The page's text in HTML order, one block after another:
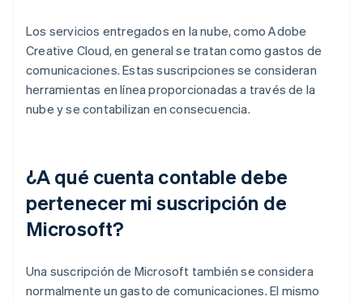
Los servicios entregados en la nube, como Adobe
Creative Cloud, en general se tratan como gastos de
comunicaciones. Estas suscripciones se consideran
herramientas en línea proporcionadas a través de la
nube y se contabilizan en consecuencia.
¿A qué cuenta contable debe
pertenecer mi suscripción de
Microsoft?
Una suscripción de Microsoft también se considera
normalmente un gasto de comunicaciones. El mismo